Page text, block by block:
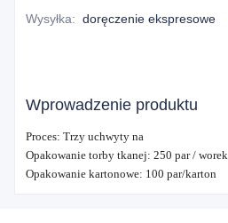
Wysyłka: doręczenie ekspresowe
Wprowadzenie produktu
Proces: Trzy uchwyty na
Opakowanie torby tkanej: 250 par / worek
Opakowanie kartonowe: 100 par/karton